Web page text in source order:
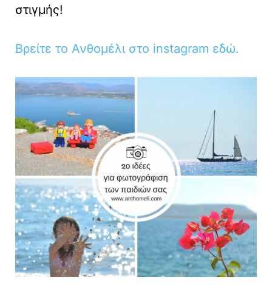
στιγμής!
Βρείτε το Ανθομέλι στο instagram εδώ.